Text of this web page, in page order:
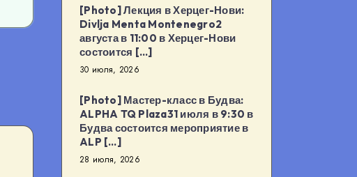
[Photo] Лекция в Херцег-Нови:
Divlja Menta Montenegro2
августа в 11:00 в Херцег-Нови
состоится […]
30 июля, 2026
[Photo] Мастер-класс в Будва:
ALPHA TQ Plaza31 июля в 9:30 в
Будва состоится мероприятие в
ALP […]
28 июля, 2026